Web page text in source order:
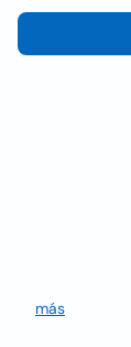
Utilizamos
más